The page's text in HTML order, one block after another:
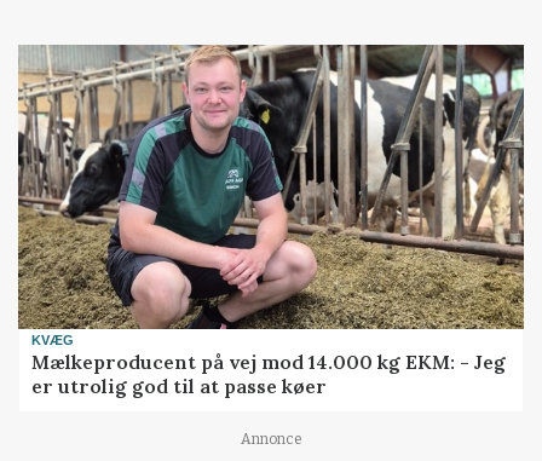
KVÆG
Mælkeproducent på vej mod 14.000 kg EKM: - Jeg
er utrolig god til at passe køer
Annonce